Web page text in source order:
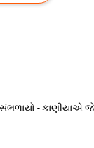
- કાણીયાએ